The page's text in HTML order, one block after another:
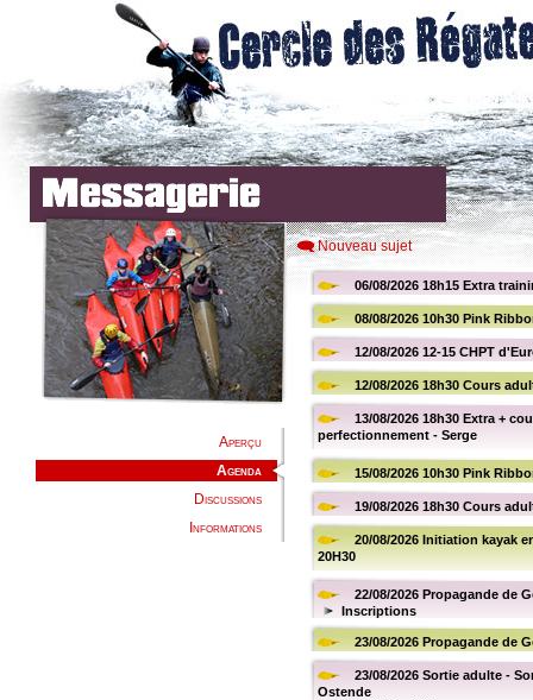
Aperçu
Agenda
Discussions
Informations
Nouveau sujet